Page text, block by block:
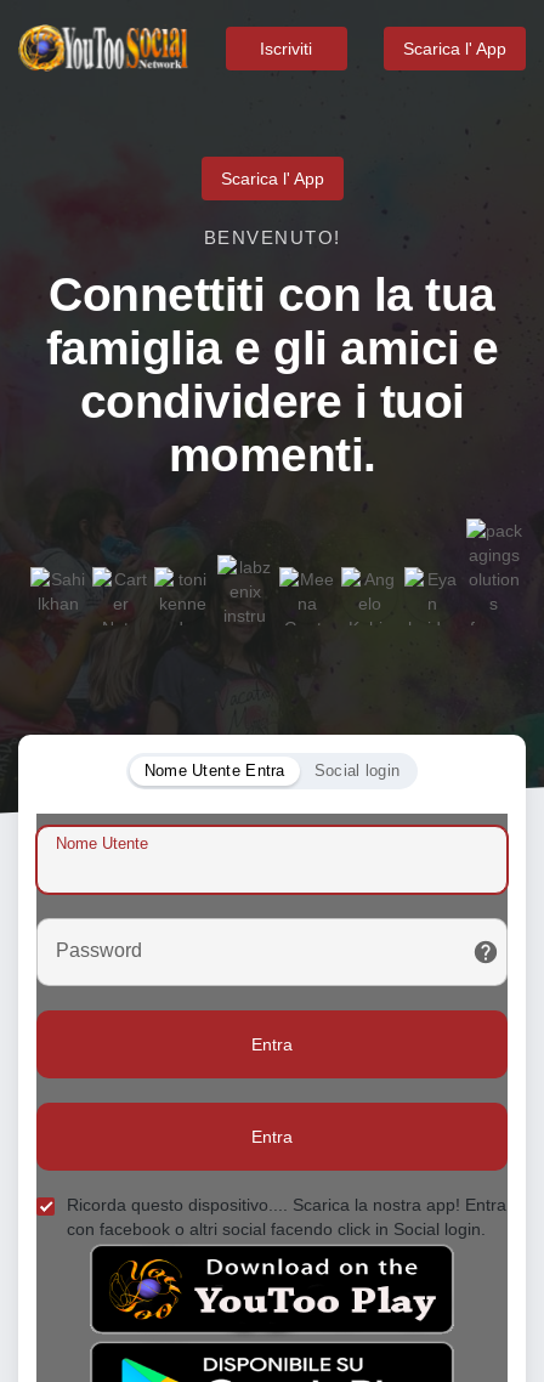
Iscriviti Scarica l' App
Scarica l' App
BENVENUTO!
Connettiti con la tua
famiglia e gli amici e
condividere i tuoi
momenti.
Nome Utente Entra Social login
Nome Utente
Password
Entra
Entra
Ricorda questo dispositivo.... Scarica la nostra app! Entra
con facebook o altri social facendo click in Social login.